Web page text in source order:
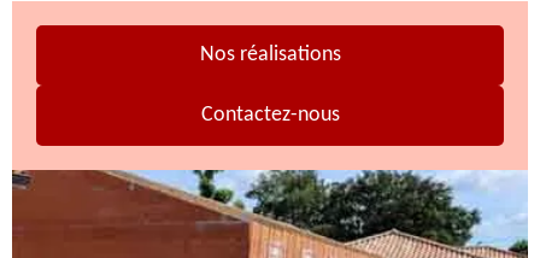
Nos réalisations
Contactez-nous